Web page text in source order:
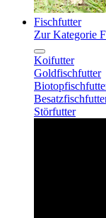
Fischfutter
Zur Kategorie
Koifutter
Goldfischfutter
Störfutter